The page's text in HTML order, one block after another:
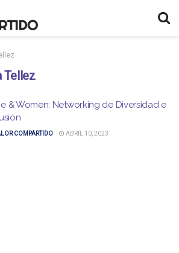
Tellez
& Women: Networking de Diversidad e
COMPARTIDO ABRIL 10, 2023